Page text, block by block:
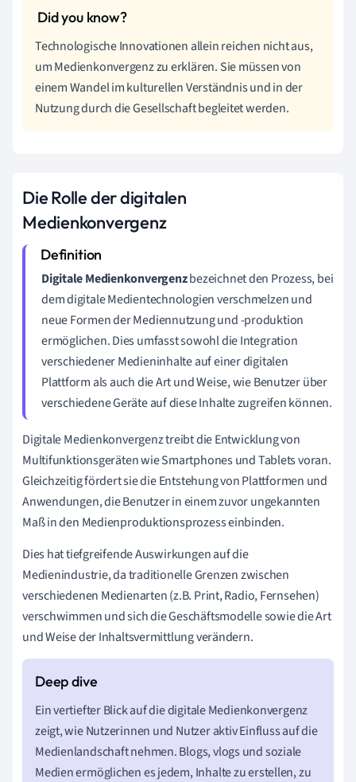
Technologische Innovationen allein reichen nicht aus,
um Medienkonvergenz zu erklären. Sie müssen von
einem Wandel im kulturellen Verständnis und in der
Nutzung durch die Gesellschaft begleitet werden.
Die Rolle der digitalen
Medienkonvergenz
Digitale Medienkonvergenzbezeichnet den Prozess, bei
dem digitale Medientechnologien verschmelzen und
neue Formen der Mediennutzung und -produktion
ermöglichen. Dies umfasst sowohl die Integration
verschiedener Medieninhalte auf einer digitalen
Plattform als auch die Art und Weise, wie Benutzer über
verschiedene Geräte auf diese Inhalte zugreifen können.
Digitale Medienkonvergenz treibt die Entwicklung von
Multifunktionsgeräten wie Smartphones und Tablets voran.
Gleichzeitig fördert sie die Entstehung von Plattformen und
Anwendungen, die Benutzer in einem zuvor ungekannten
Maß in den Medienproduktionsprozess einbinden.
Dies hat tiefgreifende Auswirkungen auf die
Medienindustrie, da traditionelle Grenzen zwischen
verschiedenen Medienarten (z.B. Print, Radio, Fernsehen)
verschwimmen und sich die Geschäftsmodelle sowie die Art
und Weise der Inhaltsvermittlung verändern.
Ein vertiefter Blick auf die digitale Medienkonvergenz
zeigt, wie Nutzerinnen und Nutzer aktiv Einfluss auf die
Medienlandschaft nehmen. Blogs, vlogs und soziale
Medien ermöglichen es jedem, Inhalte zu erstellen, zu